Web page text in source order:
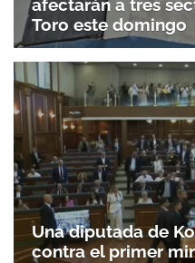
afectarán a tres
Toro este domingo
Una diputada de
contra el primer